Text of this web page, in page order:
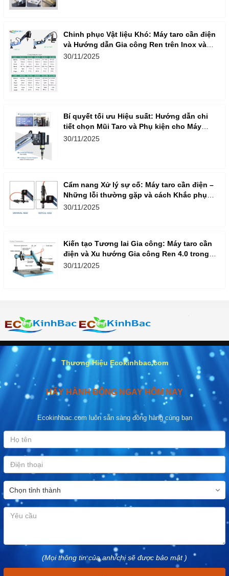
Chinh phục Vật liệu Khó: Máy taro cần điện
và Hướng dẫn Gia công Ren trên Inox và
Nhôm
30/11/2025
Bí quyết tối ưu Hiệu suất: Hướng dẫn chi
tiết chọn Mũi Taro và Phụ kiện cho Máy
Taro Cần Điện
30/11/2025
Cẩm nang Xử lý sự cố: Máy taro cần điện –
Những lỗi thường gặp và cách Khắc phục
nhanh, hiệu quả
30/11/2025
Kiến tạo Tương lai Gia công: Máy taro cần
điện và Xu hướng Gia công Ren 4.0 trong
Doanh nghiệp Việt
30/11/2025
Thương Hiệu Ecokinhbac.com
HÃY HÀNH ĐỘNG NGAY HÔM NAY
Ecokinhbac.com luôn sẵn sàng đồng hàng cùng bạn
(Mọi thông tin của anh/chị sẽ được bảo mật )